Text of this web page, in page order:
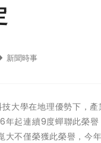
新聞時事
大學在地理優勢下，
年起連續9度蟬聯此榮
不僅榮獲此榮譽，今